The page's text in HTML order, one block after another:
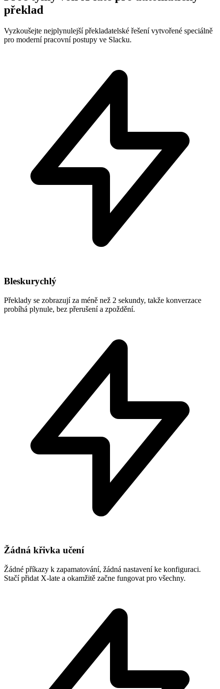
překlad
Vyzkoušejte nejplynulejší překladatelské řešení vytvořené speciálně
pro moderní pracovní postupy ve Slacku.
Bleskurychlý
Překlady se zobrazují za méně než 2 sekundy, takže konverzace
probíhá plynule, bez přerušení a zpoždění.
Žádná křivka učení
Žádné příkazy k zapamatování, žádná nastavení ke konfiguraci.
Stačí přidat X-late a okamžitě začne fungovat pro všechny.